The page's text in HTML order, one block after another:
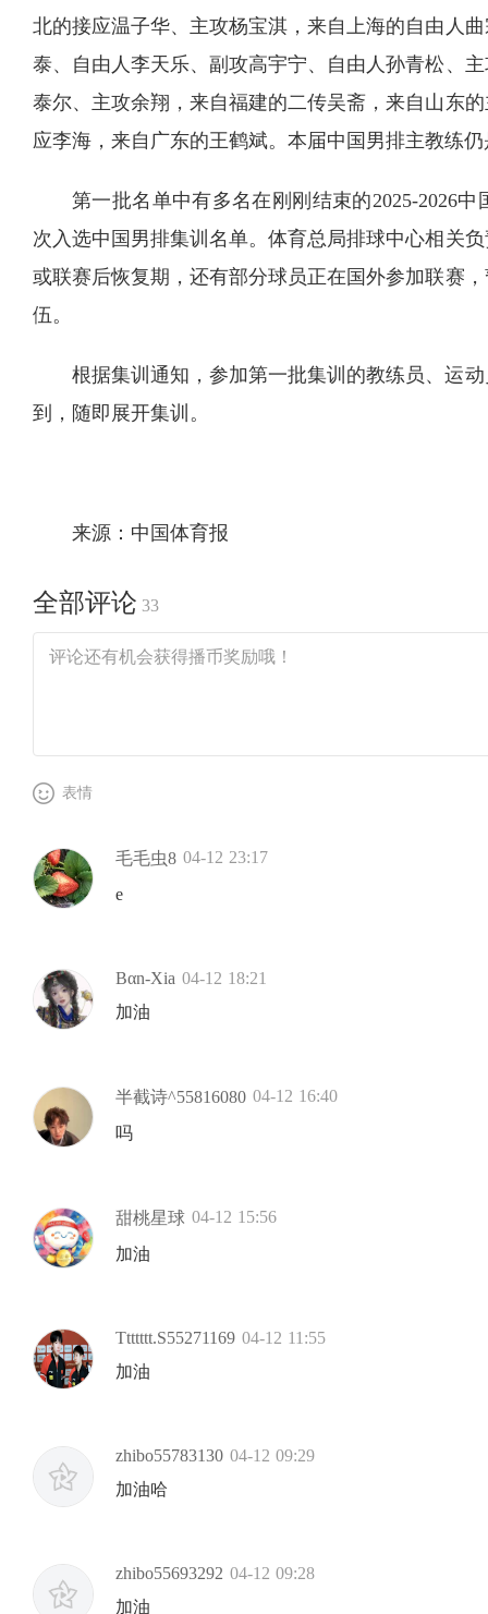
北的接应温子华、主攻杨宝淇，来自上海的自由人
泰、自由人李天乐、副攻高宇宁、自由人孙青松、
泰尔、主攻余翔，来自福建的二传吴斋，来自山东
应李海，来自广东的王鹤斌。本届中国男排主教练
第一批名单中有多名在刚刚结束的2025-2026
次入选中国男排集训名单。体育总局排球中心相关
或联赛后恢复期，还有部分球员正在国外参加联赛
伍。
根据集训通知，参加第一批集训的教练员、运
到，随即展开集训。
来源：中国体育报
全部评论 33
表情
毛毛虫8 04-12 23:17
e
Bαn-Xia 04-12 18:21
加油
半截诗^55816080 04-12 16:40
吗
甜桃星球 04-12 15:56
加油
Ttttttt.S55271169 04-12 11:55
加油
zhibo55783130 04-12 09:29
加油哈
zhibo55693292 04-12 09:28
加油